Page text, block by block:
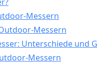
Messern
Messern
Unterschiede und
Messern